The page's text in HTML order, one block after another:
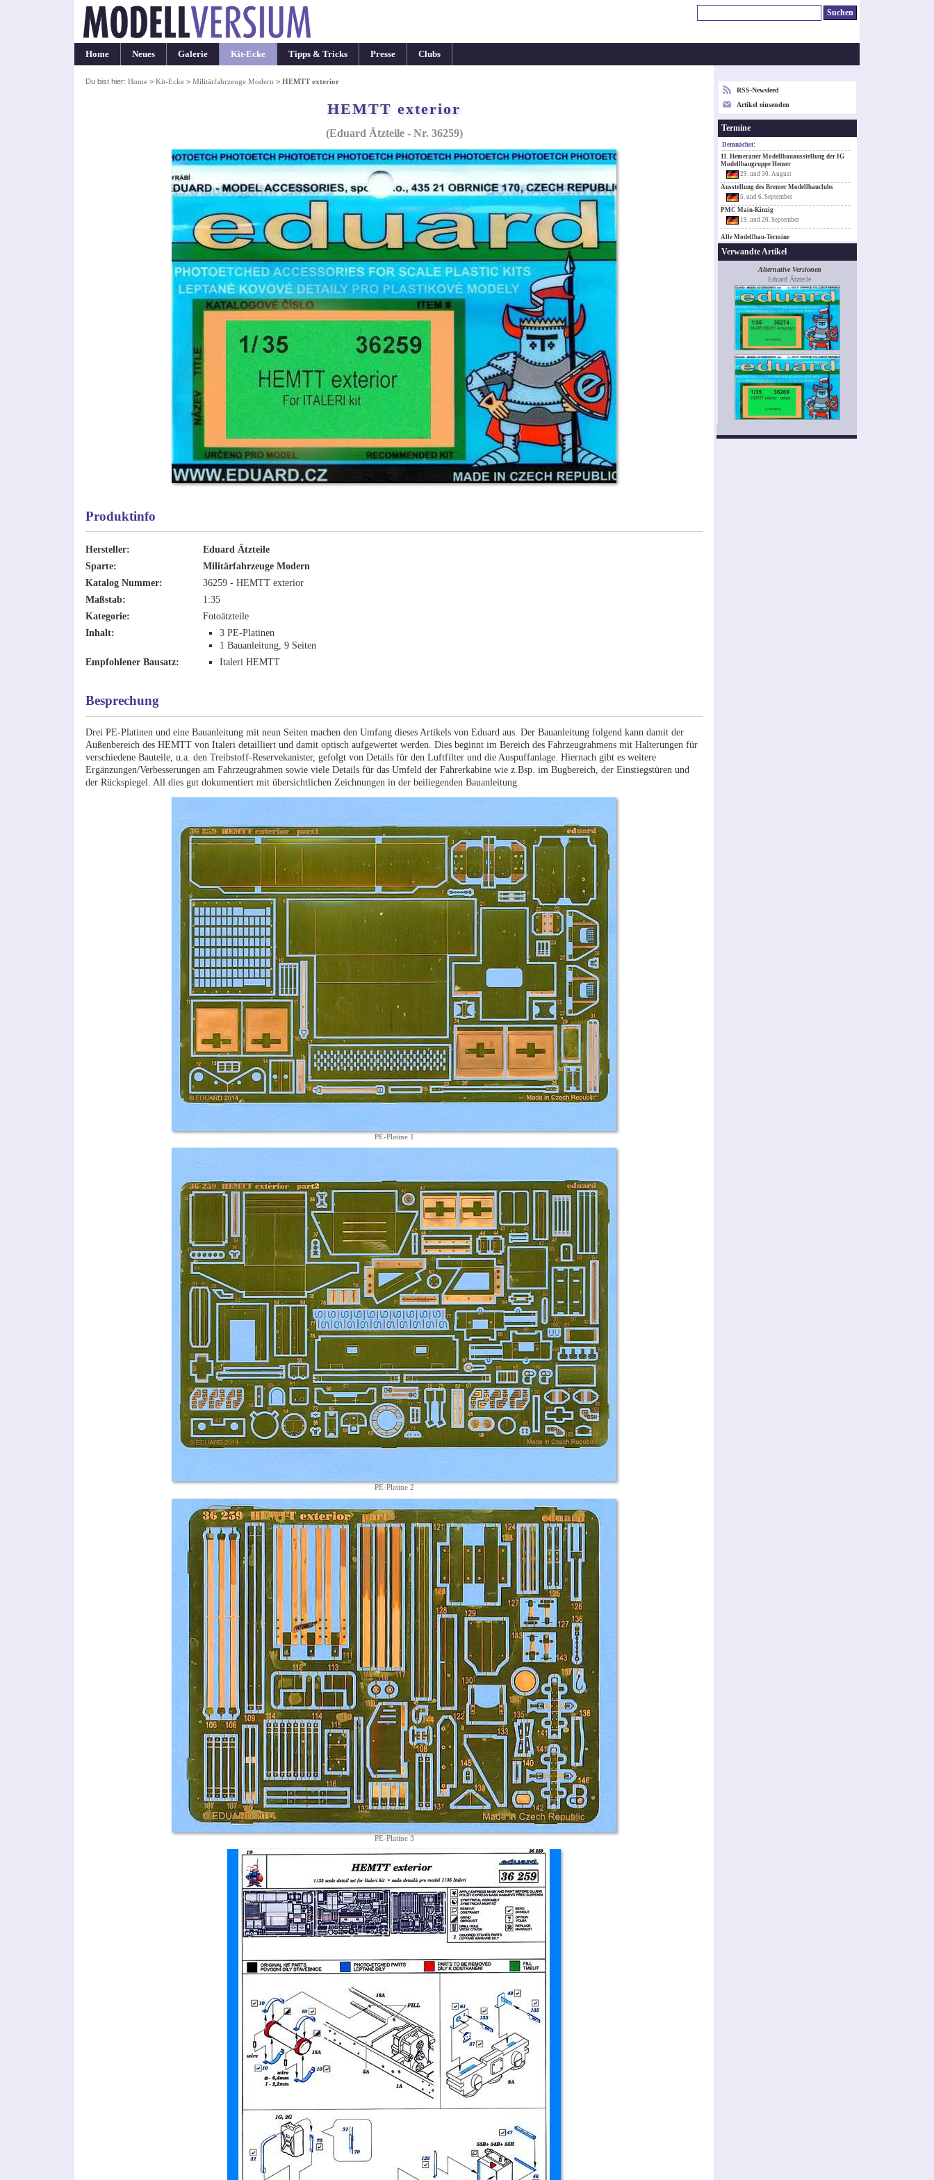
Home Neues Galerie Kit-Ecke Tipps & Tricks Presse Clubs
Du bist hier: Home> Kit-Ecke> Militärfahrzeuge Modern > HEMTT exterior
HEMTT exterior
(Eduard Ätzteile - Nr. 36259)
Produktinfo
Hersteller:
Eduard Ätzteile
Sparte:
Militärfahrzeuge Modern
Katalog Nummer:
36259 - HEMTT exterior
Maßstab:
1:35
Kategorie:
Fotoätzteile
Inhalt:
3 PE-Platinen
1 Bauanleitung, 9 Seiten
Empfohlener Bausatz:
Italeri HEMTT
Besprechung
Drei PE-Platinen und eine Bauanleitung mit neun Seiten machen den Umfang dieses Artikels von Eduard aus. Der Bauanleitung folgend kann damit der
Außenbereich des HEMTT von Italeri detailliert und damit optisch aufgewertet werden. Dies beginnt im Bereich des Fahrzeugrahmens mit Halterungen für
verschiedene Bauteile, u.a. den Treibstoff-Reservekanister, gefolgt von Details für den Luftfilter und die Auspuffanlage. Hiernach gibt es weitere
Ergänzungen/Verbesserungen am Fahrzeugrahmen sowie viele Details für das Umfeld der Fahrerkabine wie z.Bsp. im Bugbereich, der Einstiegstüren und
der Rückspiegel. All dies gut dokumentiert mit übersichtlichen Zeichnungen in der beiliegenden Bauanleitung.
PE-Platine 1
PE-Platine 2
PE-Platine 3
RSS-Newsfeed
Artikel einsenden
Termine
Demnächst:
11. Hemeraner Modellbauausstellung der IG
Modellbaugruppe Hemer
29. und 30. August
Ausstellung des Bremer Modellbauclubs
5. und 6. September
PMC Main-Kinzig
19. und 20. September
Alle Modellbau-Termine
Verwandte Artikel
Alternative Versionen
Eduard Ätzteile